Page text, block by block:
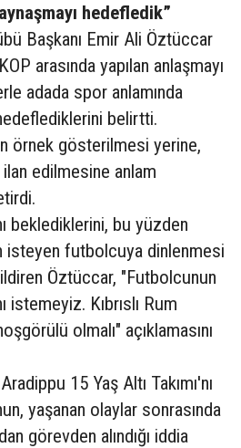
hedefledik”
Başkanı Emir Ali Öztüccar
arasında yapılan anlaşmayı
adada spor anlamında
belirtti.
örnek gösterilmesi yerine,
edilmesine anlam
beklediklerini, bu yüzden
isteyen futbolcuya dinlenmesi
Öztüccar, "Futbolcunun
istemeyiz. Kıbrıslı Rum
olmalı" açıklamasını
15 Yaş Altı Takımı'nı
yaşanan olaylar sonrasında
görevden alındığı iddia